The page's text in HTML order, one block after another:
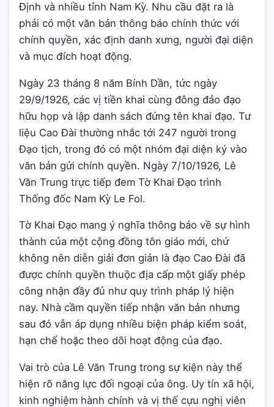
Định và nhiều tỉnh Nam Kỳ. Nhu cầu đặt ra là
phải có một văn bản thông báo chính thức với
chính quyền, xác định danh xưng, người đại diện
và mục đích hoạt động.
Ngày 23 tháng 8 năm Bính Dần, tức ngày
29/9/1926, các vị tiền khai cùng đông đảo đạo
hữu họp và lập danh sách đứng tên khai đạo. Tư
liệu Cao Đài thường nhắc tới 247 người trong
Đạo tịch, trong đó có một nhóm đại diện ký vào
văn bản gửi chính quyền. Ngày 7/10/1926, Lê
Văn Trung trực tiếp đem Tờ Khai Đạo trình
Thống đốc Nam Kỳ Le Fol.
Tờ Khai Đạo mang ý nghĩa thông báo về sự hình
thành của một cộng đồng tôn giáo mới, chứ
không nên diễn giải đơn giản là đạo Cao Đài đã
được chính quyền thuộc địa cấp một giấy phép
công nhận đầy đủ như quy trình pháp lý hiện
nay. Nhà cầm quyền tiếp nhận văn bản nhưng
sau đó vẫn áp dụng nhiều biện pháp kiểm soát,
hạn chế hoặc theo dõi hoạt động của đạo.
Vai trò của Lê Văn Trung trong sự kiện này thể
hiện rõ năng lực đối ngoại của ông. Uy tín xã hội,
kinh nghiệm hành chính và vị thế cựu nghị viên